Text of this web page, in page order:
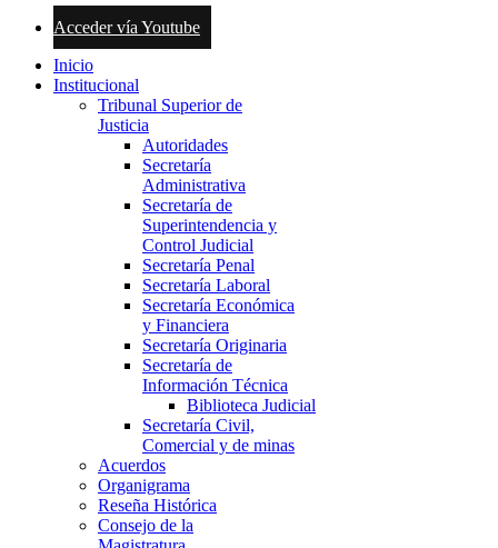
Acceder vía Youtube
Inicio
Institucional
Tribunal Superior de
Justicia
Autoridades
Secretaría
Administrativa
Secretaría de
Superintendencia y
Control Judicial
Secretaría Penal
Secretaría Laboral
Secretaría Económica
y Financiera
Secretaría Originaria
Secretaría de
Información Técnica
Biblioteca Judicial
Secretaría Civil,
Comercial y de minas
Acuerdos
Organigrama
Reseña Histórica
Consejo de la